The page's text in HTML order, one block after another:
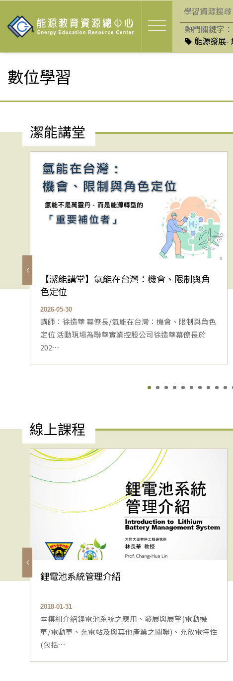
熱門關鍵字
能源發展-
數位學習
潔能講堂
【潔能講堂】氫能在台灣：機會、限制與角
色定位
2026-05-30
講師：徐造華 幕僚長/氫能在台灣：機會、限制與角色
定位 活動現場為聯華實業控股公司徐造華幕僚長於
202⋯
線上課程
鋰電池系統管理介紹
2018-01-31
本模組介紹鋰電池系統之應用、發展與展望(電動機
車/電動車、充電站及與其他產業之關聯)、充放電特性
(包括⋯